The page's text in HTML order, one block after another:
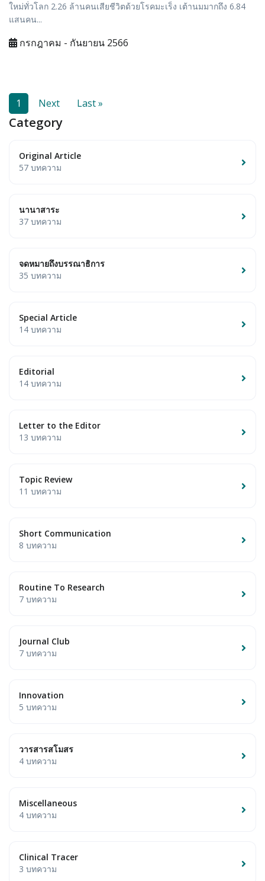
ใหม่ทั่วโลก 2.26 ล้านคนเสียชีวิตด้วยโรคมะเร็ง เต้านมมากถึง 6.84
แสนคน...
กรกฎาคม - กันยายน 2566
1 Next Last »
Category
Original Article
57 บทความ
นานาสาระ
37 บทความ
จดหมายถึงบรรณาธิการ
35 บทความ
Special Article
14 บทความ
Editorial
14 บทความ
Letter to the Editor
13 บทความ
Topic Review
11 บทความ
Short Communication
8 บทความ
Routine To Research
7 บทความ
Journal Club
7 บทความ
Innovation
5 บทความ
วารสารสโมสร
4 บทความ
Miscellaneous
4 บทความ
Clinical Tracer
3 บทความ